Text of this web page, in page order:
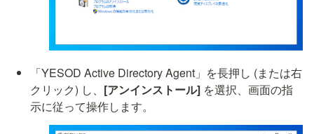
「YESOD Active Directory Agent」を長押し (または右
クリック) し、 [アンインストール] を選択、画面の指
示に従って操作します。